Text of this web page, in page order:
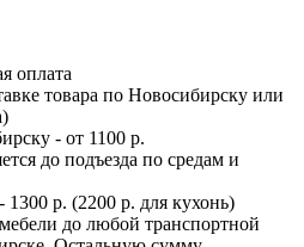
оплата
товара по Новосибирску или
- от 1100 р.
до подъезда по средам и
р. (2200 р. для кухонь)
до любой транспортной